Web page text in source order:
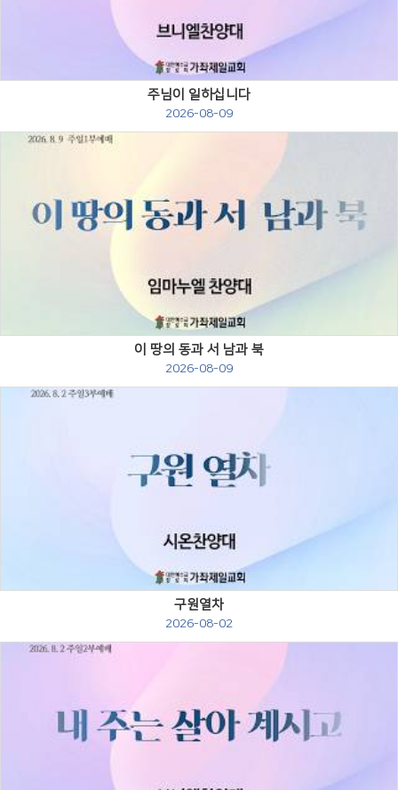
주님이 일하십니다
2026-08-09
이 땅의 동과 서 남과 북
2026-08-09
구원열차
2026-08-02